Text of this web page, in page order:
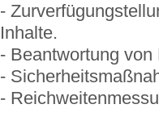
-
Inhalte.
- Beantwortung
-
-